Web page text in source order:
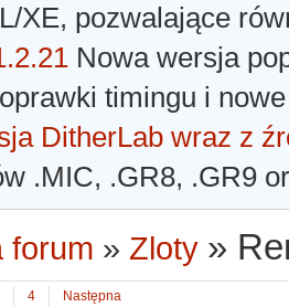
XE, pozwalające
Nowa wersja
timingu i
DitherLab wraz z
.MIC, .GR8, .GR9
forum » Zloty »
4 Następna